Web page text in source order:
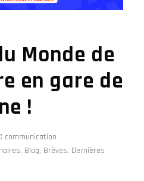
Monde de
en gare de
!
communication
, Blog, Brèves, Dernières